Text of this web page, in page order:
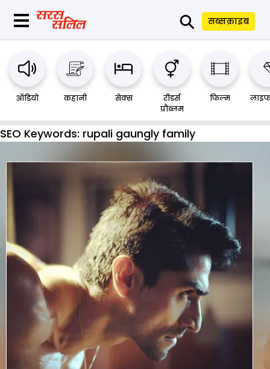
⚲ सब्सक्राइब
ऑडियो कहानी सेक्स
रीडर्स
प्रौब्लम
फिल्म
SEO Keywords: rupali gaungly family